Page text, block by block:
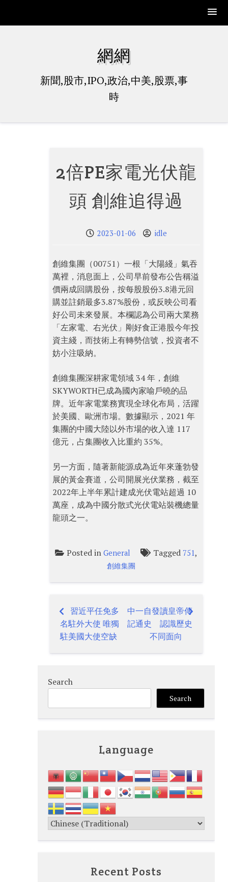
網網
新聞,股市,IPO,政治,中美,股票,事
時
2倍PE家電光伏龍
頭 創維追得過
2023-01-06 idle
創維集團（00751）一根「大陽綫」氣吞
萬裡，消息面上，公司早前發布公告稱溢
價兩成回購股份，按每股股份3.8港元回
購並註銷最多3.87%股份，或反映公司看
好公司未來發展。本欄認為公司兩大業務
「左家電、右光伏」剛好食正港股今年投
資主綫，而技術上有轉勢信號，投資者不
妨小注吸納。
創維集團深耕家電領域 34 年，創維
SKYWORTH已成為國內家喻戶曉的品
牌。近年家電業務實現全球化布局，活躍
於美國、歐洲市場。數據顯示，2021 年
集團的中國大陸以外市場的收入達 117
億元，占集團收入比重約 35%。
另一方面，隨著新能源成為近年來蓬勃發
展的黃金賽道，公司開展光伏業務，截至
2022年上半年累計建成光伏電站超過 10
萬座，成為中國分散式光伏電站裝機總量
龍頭之一。
Posted inGeneral Tagged 751,
創維集團
Post
navigation
習近平任免多
名駐外大使 唯獨
駐美國大使空缺
中一自發讀皇帝傳
記通史 認識歷史
不同面向
Search
Search
Language
Recent Posts